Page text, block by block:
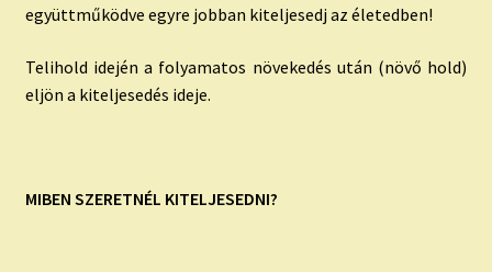
együttműködve egyre jobban kiteljesedj az életedben!
Telihold idején a folyamatos növekedés után (növő hold)
eljön a kiteljesedés ideje.
MIBEN SZERETNÉL KITELJESEDNI?